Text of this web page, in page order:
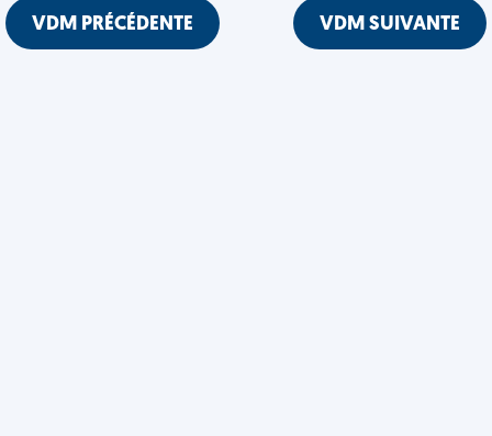
VDM PRÉCÉDENTE VDM SUIVANTE